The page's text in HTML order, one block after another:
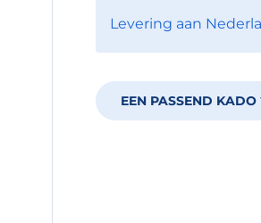
Levering aan
EEN PASSEND KADO